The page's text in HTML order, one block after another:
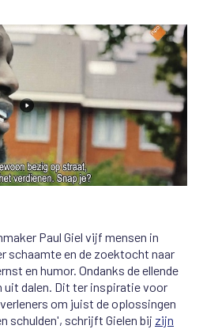
Paul Giel vijf mensen in
schaamte en de zoektocht naar
en humor. Ondanks de ellende
uit dalen. Dit ter inspiratie voor
om juist de oplossingen
schulden', schrijft Gielen bij zijn